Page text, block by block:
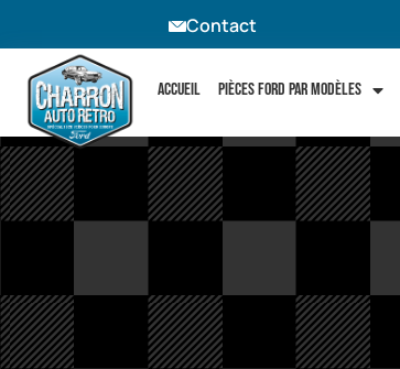
Contact
Accueil Pièces Ford par modèles